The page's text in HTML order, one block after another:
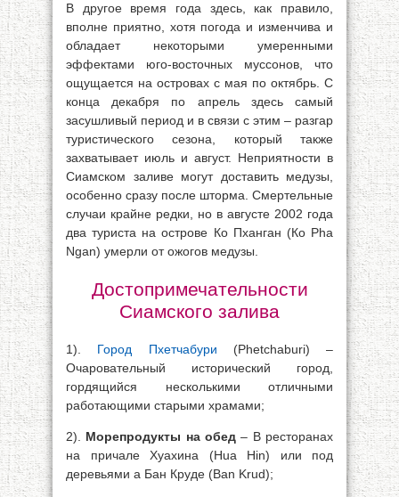
В другое время года здесь, как правило,
вполне приятно, хотя погода и изменчива и
обладает некоторыми умеренными
эффектами юго-восточных муссонов, что
ощущается на островах с мая по октябрь. С
конца декабря по апрель здесь самый
засушливый период и в связи с этим – разгар
туристического сезона, который также
захватывает июль и август. Неприятности в
Сиамском заливе могут доставить медузы,
особенно сразу после шторма. Смертельные
случаи крайне редки, но в августе 2002 года
два туриста на острове Ко Пханган (Ко Pha
Ngan) умерли от ожогов медузы.
Достопримечательности
Сиамского залива
1). Город Пхетчабури (Phetchaburi) –
Очаровательный исторический город,
гордящийся несколькими отличными
работающими старыми храмами;
2). Морепродукты на обед – В ресторанах
на причале Хуахина (Hua Hin) или под
деревьями а Бан Круде (Ban Krud);